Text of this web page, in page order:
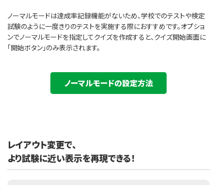
ノーマルモードは達成率記録機能がないため、学校でのテストや検定
試験のように一度きりのテストを実施する際におすすめです。オプショ
ンでノーマルモードを指定してクイズを作成すると、クイズ開始画面に
「開始ボタン」のみ表示されます。
ノーマルモードの設定方法
レイアウト変更で、
より試験に近い表示を再現できる！